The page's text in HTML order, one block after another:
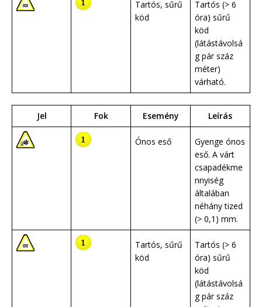
Tartós, sűrű
köd
Tartós (> 6
óra) sűrű
köd
(látástávolsá
g pár száz
méter)
várható.
Jel Fok Esemény Leírás
Ónos eső
Gyenge ónos
eső. A várt
csapadékme
nnyiség
általában
néhány tized
(> 0,1) mm.
Tartós, sűrű
köd
Tartós (> 6
óra) sűrű
köd
(látástávolsá
g pár száz